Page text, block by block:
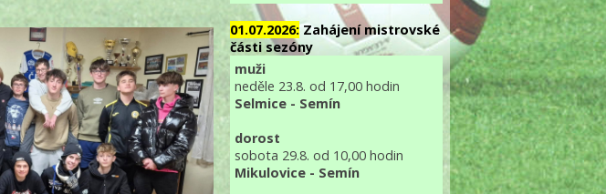
01.07.2026: Zahájení mistrovské
části sezóny
muži
neděle 23.8. od 17,00 hodin
Selmice - Semín
dorost
sobota 29.8. od 10,00 hodin
Mikulovice - Semín